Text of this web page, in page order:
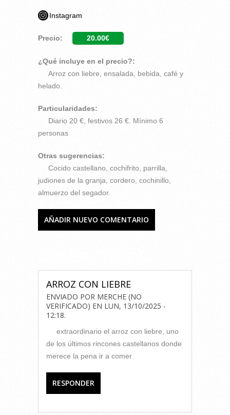
Instagram
Precio: 20.00€
¿Qué incluye en el precio?:
Arroz con liebre, ensalada, bebida, café y
helado.
Particularidades:
Diario 20 €, festivos 26 €. Mínimo 6
personas
Otras sugerencias:
Cocido castellano, cochifrito, parrilla,
judiones de la granja, cordero, cochinillo,
almuerzo del segador.
AÑADIR NUEVO COMENTARIO
ARROZ CON LIEBRE
ENVIADO POR MERCHE (NO
VERIFICADO) EN LUN, 13/10/2025 -
12:18.
extraordinario el arroz con liebre, uno
de los últimos rincones castellanos donde
merece la pena ir a comer
RESPONDER